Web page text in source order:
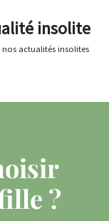
insolite
nos actualités insolites
?